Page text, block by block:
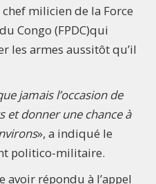
milicien de la Force
Congo (FPDC)qui
les armes aussitôt qu’il
jamais l’occasion de
et donner une chance à
», a indiqué le
politico-militaire.
répondu à l’appel